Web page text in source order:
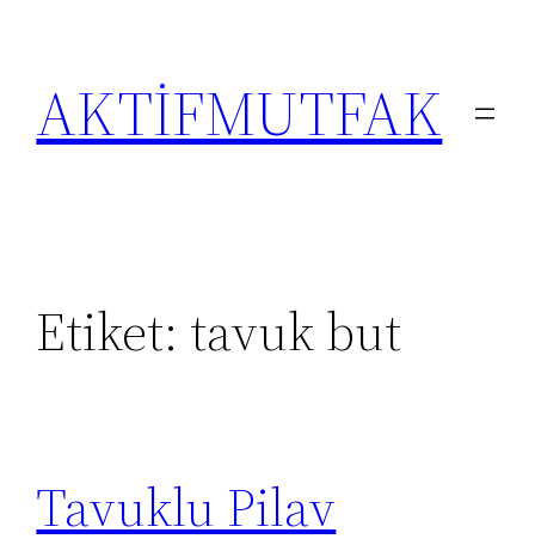
AKTİFMUTFAK
Etiket: tavuk but
Tavuklu Pilav